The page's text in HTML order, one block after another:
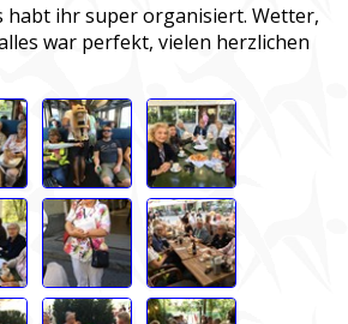
habt ihr super organisiert. Wetter,
war perfekt, vielen herzlichen